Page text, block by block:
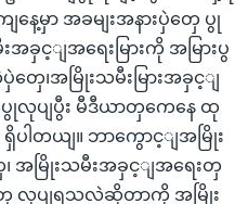
နေ့မှာ အခမျးအနားပှဲတှေ ပွု
ခှင့ျအရေးမြားကို အမြားပွ
ေ၊အမြိုးသမီးမြားအခှင့ျ
ေုလုပျပွီး မီဒီယာတှကေနေ ထု
ါတယျ။ ဘာကွောင့ျအမြိုး
ေ၊ အမြိုးသမီးအခှင့ျအရေးတှ
ေ လုပျရသလဲဆိုတာကို အမြိုး